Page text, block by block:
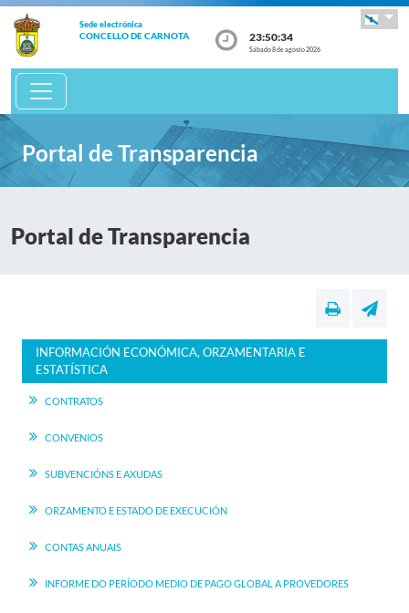
Sede electrónica
CONCELLO DE CARNOTA 23:50:34
Sábado 8 de agosto 2026
Portal de Transparencia
Portal de Transparencia
INFORMACIÓN ECONÓMICA, ORZAMENTARIA E
ESTATÍSTICA
CONTRATOS
CONVENIOS
SUBVENCIÓNS E AXUDAS
ORZAMENTO E ESTADO DE EXECUCIÓN
CONTAS ANUAIS
INFORME DO PERÍODO MEDIO DE PAGO GLOBAL A PROVEDORES